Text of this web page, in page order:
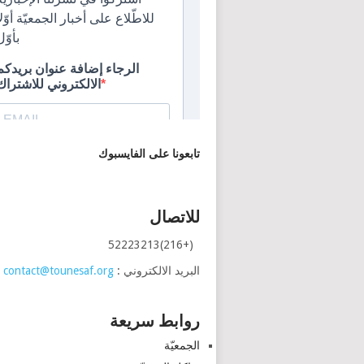
تابعونا على الفايسبوك
للاتصال
(+216)52223213
البريد الالكتروني : contact@tounesaf.org
روابط سريعة
الجمعيّة